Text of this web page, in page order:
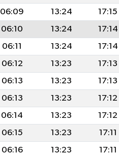
06:09 13:24 17:15
06:10 13:24 17:14
06:11 13:24 17:14
06:12 13:23 17:13
06:13 13:23 17:13
06:13 13:23 17:12
06:14 13:23 17:12
06:15 13:23 17:11
06:16 13:23 17:11